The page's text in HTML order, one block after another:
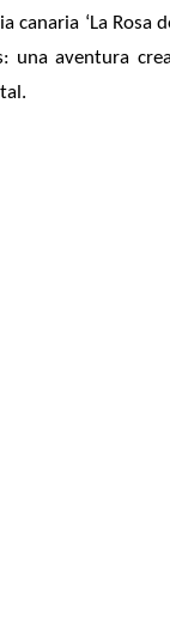
canaria ‘La
una aventura